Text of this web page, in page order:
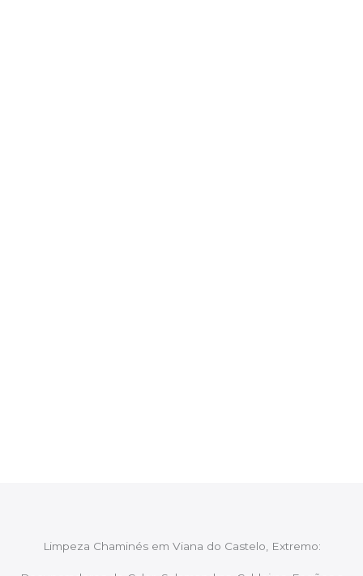
Limpeza Chaminés em Viana do Castelo, Extremo: